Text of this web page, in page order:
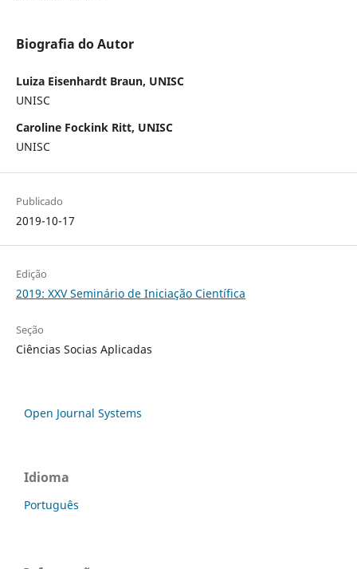
Biografia do Autor
Luiza Eisenhardt Braun, UNISC
UNISC
Caroline Fockink Ritt, UNISC
UNISC
Publicado
2019-10-17
Edição
2019: XXV Seminário de Iniciação Científica
Seção
Ciências Socias Aplicadas
Open Journal Systems
Idioma
Português